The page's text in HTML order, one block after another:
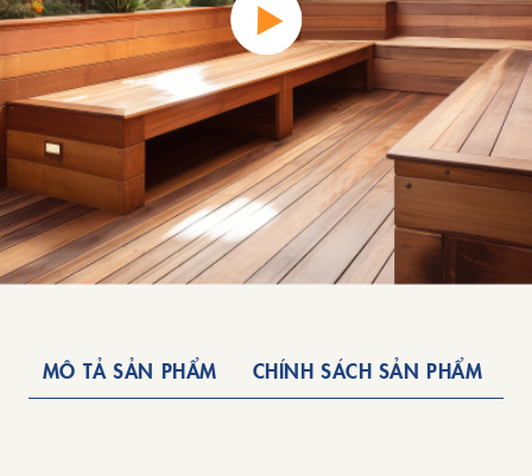
MÔ TẢ SẢN PHẨM CHÍNH SÁCH SẢN PHẨM